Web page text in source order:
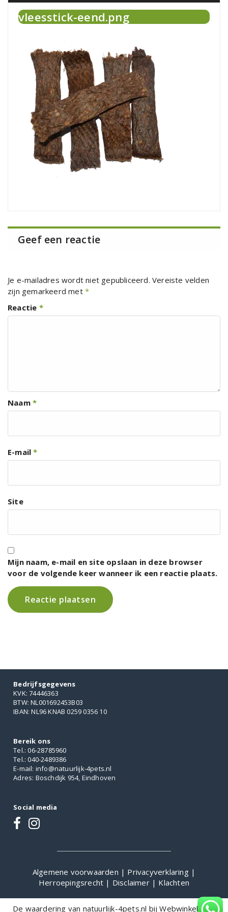
vleesstick-eend.png
Geef een reactie
Je e-mailadres wordt niet gepubliceerd. Vereiste velden
zijn gemarkeerd met *
Reactie *
Naam *
E-mail*
Site
Mijn naam, e-mail en site opslaan in deze browser
voor de volgende keer wanneer ik een reactie plaats.
Bedrijfsgegevens
KVK: 74446363
BTW: NL001692453B03
IBAN: NL96 KNAB 0259 0356 10
Bereik ons
Tel.: 06-28785960
Tel.: 040-2489386
E-mail: info@natuurlijk-4pets.nl
Adres: Boschdijk 954, Eindhoven
Social media
Algemene voorwaarden | Privacyverklaring |
Herroepingsrecht | Disclaimer | Klachten
De waardering van natuurlijk-4pets.nl bijWebwinkelKeur